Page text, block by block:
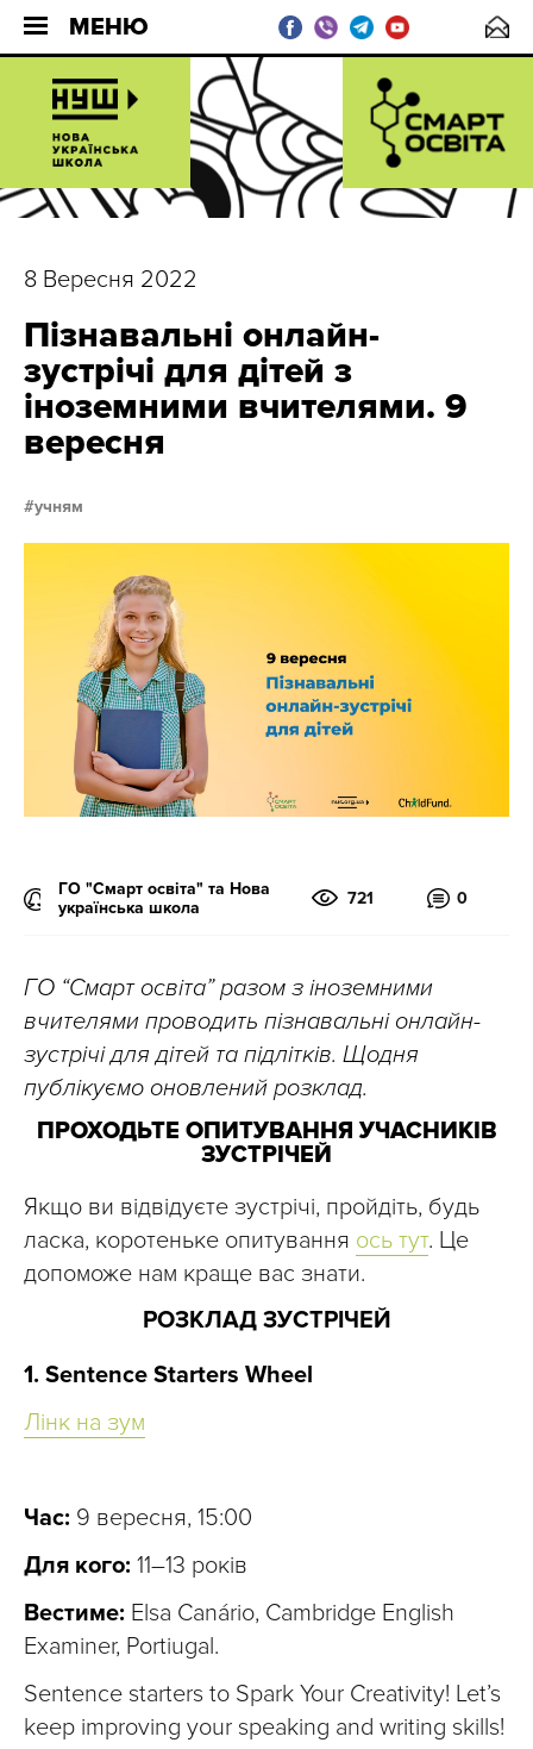
МЕНЮ
8 Вересня 2022
Пізнавальні онлайн-
зустрічі для дітей з
іноземними вчителями. 9
вересня
учням
ГО "Смарт освіта" та Нова
українська школа
721 0
ГО “Смарт освіта” разом з іноземними
вчителями проводить пізнавальні онлайн-
зустрічі для дітей та підлітків. Щодня
публікуємо оновлений розклад.
ПРОХОДЬТЕ ОПИТУВАННЯ УЧАСНИКІВ
ЗУСТРІЧЕЙ
Якщо ви відвідуєте зустрічі, пройдіть, будь
ласка, коротеньке опитування ось тут. Це
допоможе нам краще вас знати.
РОЗКЛАД ЗУСТРІЧЕЙ
1. Sentence Starters Wheel
Лінк на зум
Час: 9 вересня, 15:00
Для кого: 11–13 років
Вестиме: Elsa Canário, Cambridge English
Examiner, Portiugal.
Sentence starters to Spark Your Creativity! Let’s
keep improving your speaking and writing skills!